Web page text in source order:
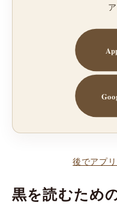
後でアプ
黒を読むため